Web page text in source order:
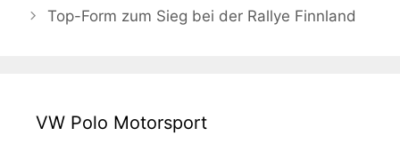
Top-Form zum Sieg bei der Rallye Finnland
VW Polo Motorsport